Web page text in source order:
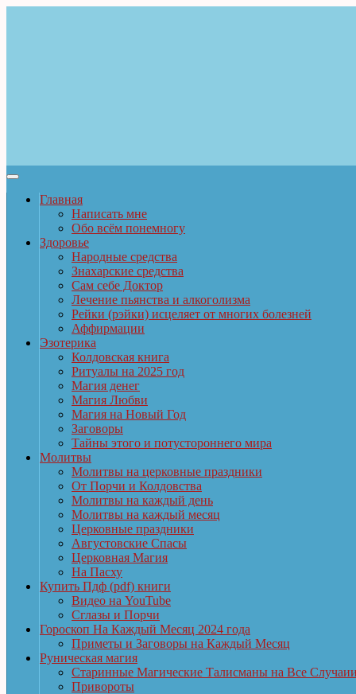
Главная
Написать мне
Обо всём понемногу
Здоровье
Народные средства
Знахарские средства
Сам себе Доктор
Лечение пьянства и алкоголизма
Рейки (рэйки) исцеляет от многих болезней
Аффирмации
Эзотерика
Колдовская книга
Ритуалы на 2025 год
Магия денег
Магия Любви
Магия на Новый Год
Заговоры
Тайны этого и потустороннего мира
Молитвы
Молитвы на церковные праздники
От Порчи и Колдовства
Молитвы на каждый день
Молитвы на каждый месяц
Церковные праздники
Августовские Спасы
Церковная Магия
На Пасху
Купить Пдф (pdf) книги
Видео на YouTube
Сглазы и Порчи
Гороскоп На Каждый Месяц 2024 года
Приметы и Заговоры на Каждый Месяц
Руническая магия
Старинные Магические Талисманы на Все
Привороты